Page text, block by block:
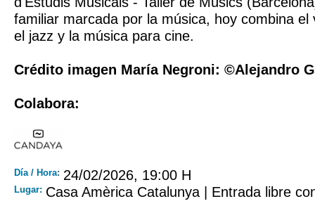
familiar marcada por la música, hoy combina el
el jazz y la música para cine.
Crédito imagen María Negroni: ©Alejandro
Colabora:
Día / Hora: 24/02/2026, 19:00 H
Lugar: Casa Amèrica Catalunya | Entrada libre